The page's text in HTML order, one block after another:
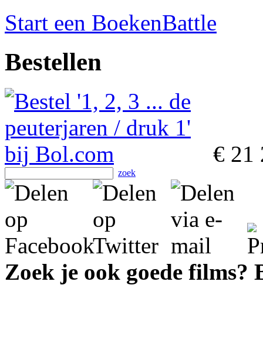
Start een BoekenBattle
Bestellen
€ 21
zoek
Zoek je ook goede films?